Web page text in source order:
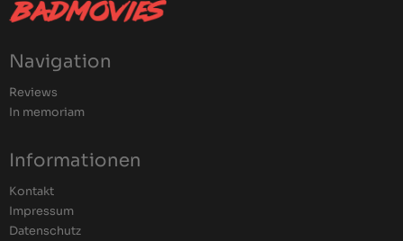
Navigation
Reviews
In memoriam
Informationen
Kontakt
Impressum
Datenschutz